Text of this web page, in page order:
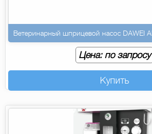
Ветеринарный шприцевой насос DAWEI
Цена: по запросу
Купить